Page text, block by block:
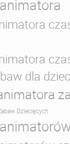
dla
Dziecięcych